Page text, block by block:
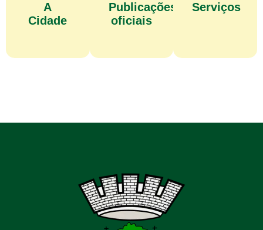
A
Cidade
Publicações
oficiais
Serviços